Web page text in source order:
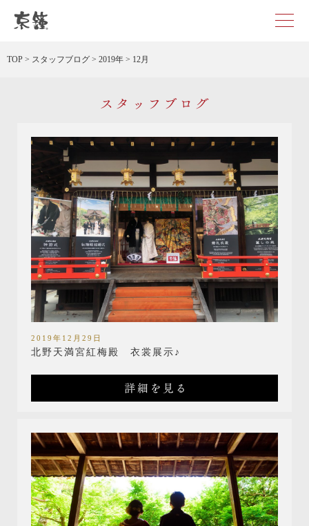
TOP > スタッフブログ > 2019年 > 12月
スタッフブログ
2019年12月29日
北野天満宮紅梅殿 衣裳展示♪